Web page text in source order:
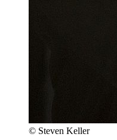
© Steven Keller